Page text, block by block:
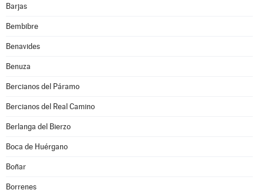
Barjas
Bembibre
Benavides
Benuza
Bercianos del Páramo
Bercianos del Real Camino
Berlanga del Bierzo
Boca de Huérgano
Boñar
Borrenes